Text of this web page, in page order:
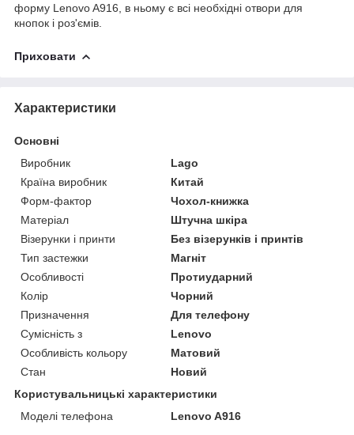
форму Lenovo A916, в ньому є всі необхідні отвори для
кнопок і роз'ємів.
Приховати
Характеристики
Основні
Виробник
Lago
Країна виробник
Китай
Форм-фактор
Чохол-книжка
Матеріал
Штучна шкіра
Візерунки і принти
Без візерунків і принтів
Тип застежки
Магніт
Особливості
Протиударний
Колір
Чорний
Призначення
Для телефону
Сумісність з
Lenovo
Особливість кольору
Матовий
Стан
Новий
Користувальницькі характеристики
Моделі телефона
Lenovo A916